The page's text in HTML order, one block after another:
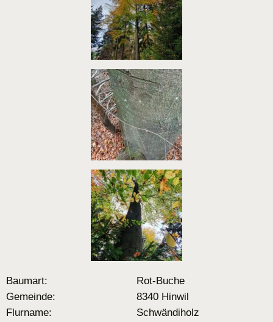
Baumart:
Rot-Buche
Gemeinde:
8340 Hinwil
Flurname:
Schwändiholz